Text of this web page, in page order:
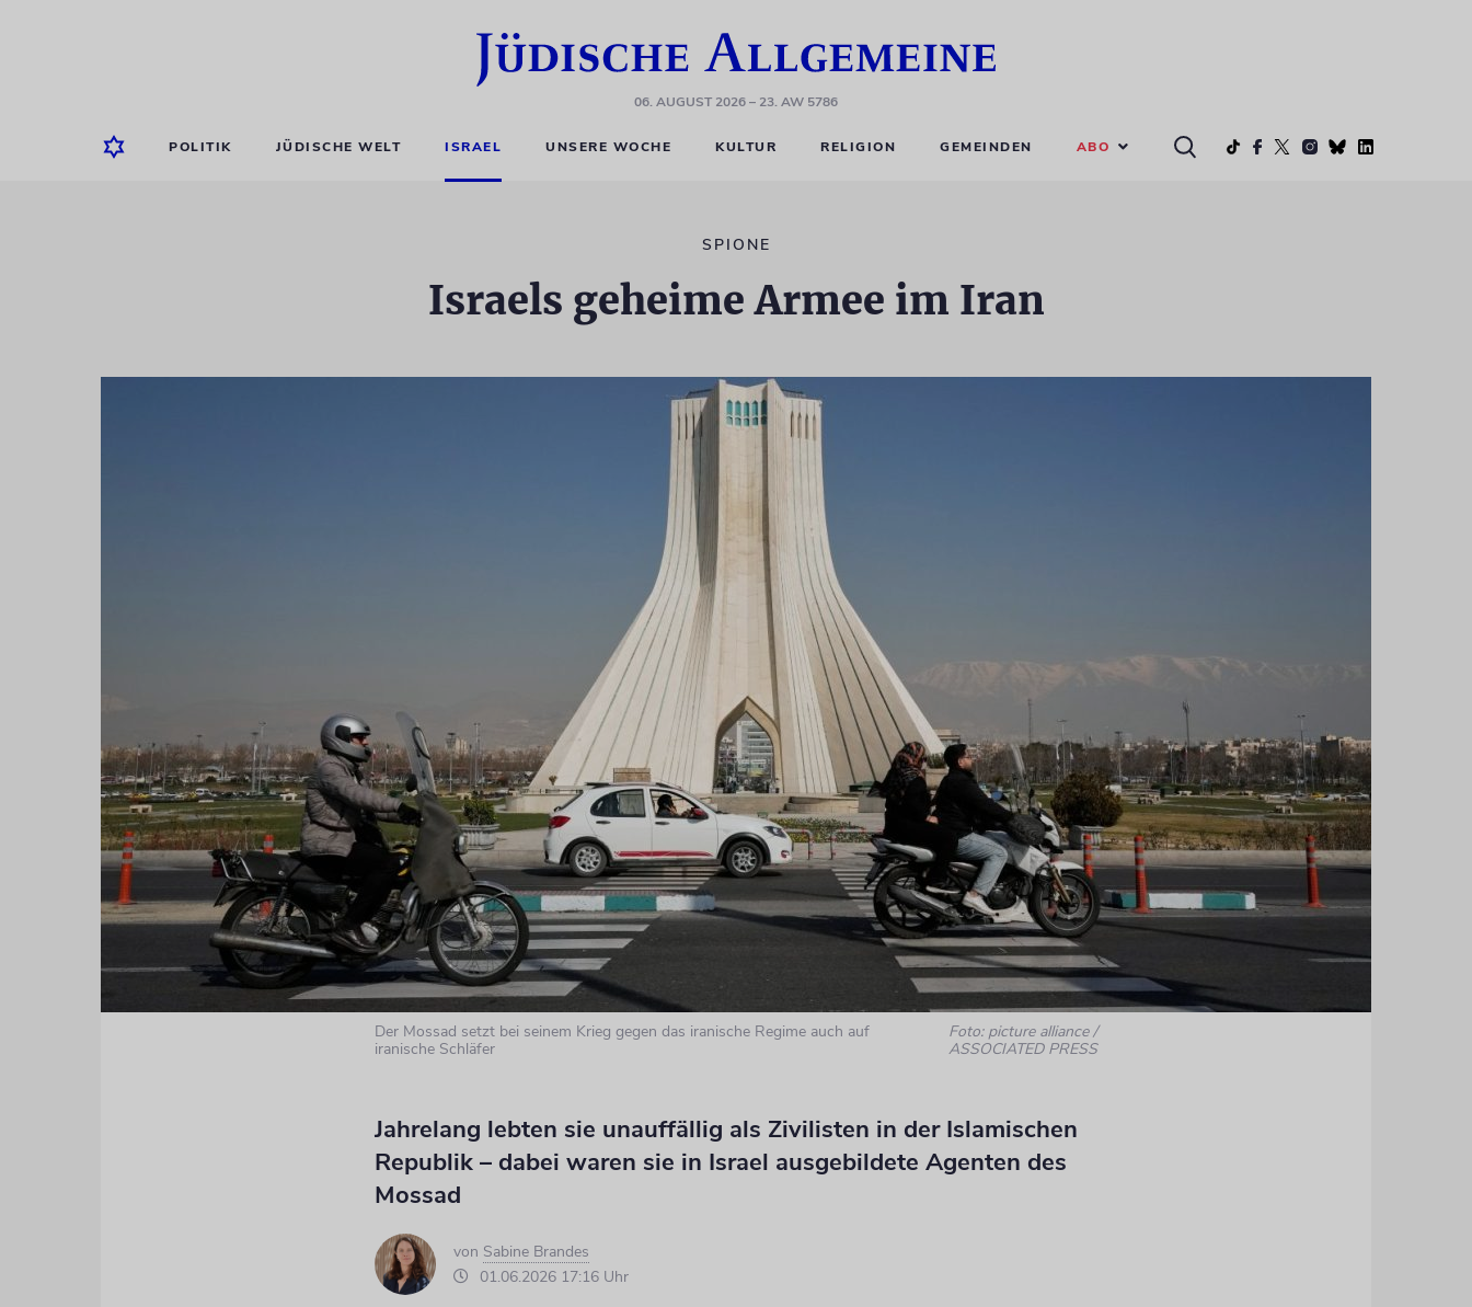
06. AUGUST 2026– 23. AW 5786
POLITIK JÜDISCHE WELT ISRAEL UNSERE WOCHE KULTUR RELIGION GEMEINDEN ABO
SPIONE
Israels geheime Armee im Iran
Der Mossad setzt bei seinem Krieg gegen das iranische Regime auch auf
iranische Schläfer
Foto: picture alliance /
ASSOCIATED PRESS
Jahrelang lebten sie unauffällig als Zivilisten in der Islamischen
Republik – dabei waren sie in Israel ausgebildete Agenten des
Mossad
von Sabine Brandes
01.06.2026 17:16 Uhr